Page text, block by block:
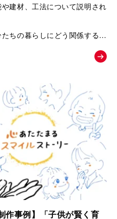
建材、工法について説明され
ちの暮らしにどう関係するの
憶に残りにくいという課題が
疹」「夫のアレルギー」とい
すい悩みを入口に設定しまし
暮らしが変化していく過程を
材」「長く快適に暮らせる家
に自然に理解していただける
作事例】「子供が賢く育